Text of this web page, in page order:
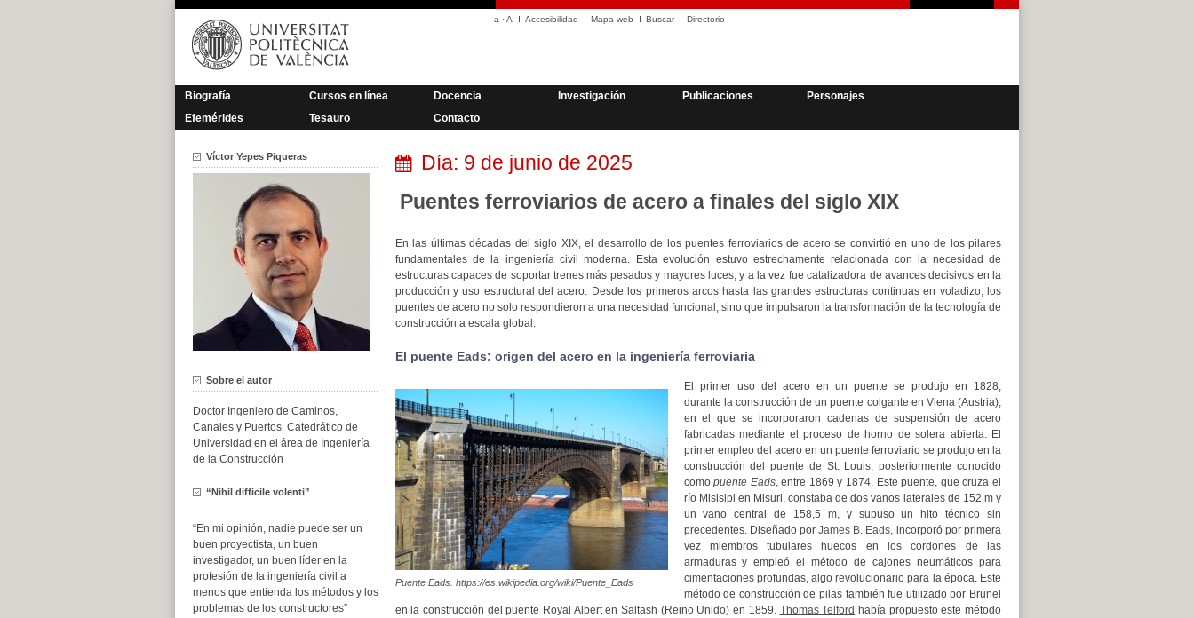
Saltar
contenido
a ·A Accesibilidad Mapa web Buscar Directorio
Biografía Cursos en línea Docencia Investigación Publicaciones
Personajes
Efemérides
Tesauro Contacto
Día: 9 de junio de 2025
Puentes ferroviarios de acero a finales del siglo XIX
En las últimas décadas del siglo XIX, el desarrollo de los puentes ferroviarios de acero se convirtió en uno de los pilares
fundamentales de la ingeniería civil moderna. Esta evolución estuvo estrechamente relacionada con la necesidad de
estructuras capaces de soportar trenes más pesados y mayores luces, y a la vez fue catalizadora de avances decisivos en la
producción y uso estructural del acero. Desde los primeros arcos hasta las grandes estructuras continuas en voladizo, los
puentes de acero no solo respondieron a una necesidad funcional, sino que impulsaron la transformación de la tecnología de
construcción a escala global.
El puente Eads: origen del acero en la ingeniería ferroviaria
Puente Eads. https://es.wikipedia.org/wiki/Puente_Eads
El primer uso del acero en un puente se produjo en 1828,
durante la construcción de un puente colgante en Viena (Austria),
en el que se incorporaron cadenas de suspensión de acero
fabricadas mediante el proceso de horno de solera abierta. El
primer empleo del acero en un puente ferroviario se produjo en la
construcción del puente de St. Louis, posteriormente conocido
comopuente Eads, entre 1869 y 1874. Este puente, que cruza el
río Misisipi en Misuri, constaba de dos vanos laterales de 152 m y
un vano central de 158,5 m, y supuso un hito técnico sin
precedentes. Diseñado porJames B. Eads, incorporó por primera
vez miembros tubulares huecos en los cordones de las
armaduras y empleó el método de cajones neumáticos para
cimentaciones profundas, algo revolucionario para la época. Este
método de construcción de pilas también fue utilizado por Brunel
en la construcción del puente Royal Albert en Saltash (Reino Unido) en 1859. Thomas Telford había propuesto este método
Víctor Yepes Piqueras
Sobre el autor
Doctor Ingeniero de Caminos,
Canales y Puertos. Catedrático de
Universidad en el área de Ingeniería
de la Construcción
“Nihil difficile volenti”
“En mi opinión, nadie puede ser un
buen proyectista, un buen
investigador, un buen líder en la
profesión de la ingeniería civil a
menos que entienda los métodos y los
problemas de los constructores”